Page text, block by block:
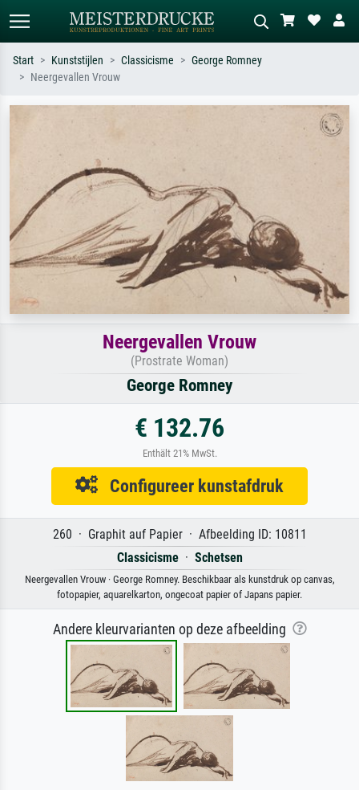
Zoek op kunstenaar, titel of stijl – bijv.
Beschrijf de scène – bijv. groene
weide, abstract met veel rood, donker
Start Kunststijlen Classicisme
George Romney
Neergevallen Vrouw
Neergevallen Vrouw
(Prostrate Woman)
George Romney
€ 132.76
Enthält 21% MwSt.
Configureer kunstafdruk
260 · Graphit auf Papier · Afbeelding ID: 10811
Classicisme· Schetsen
Neergevallen Vrouw · George Romney. Beschikbaar als kunstdruk op canvas,
fotopapier, aquarelkarton, ongecoat papier of Japans papier.
Andere kleurvarianten op deze afbeelding